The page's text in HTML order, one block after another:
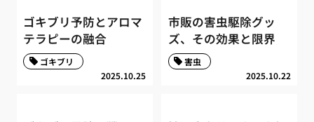
ゴキブリ予防とアロマ
テラピーの融合
2025.10.25
ゴキブリ
市販の害虫駆除グッ
ズ、その効果と限界
2025.10.22
害虫